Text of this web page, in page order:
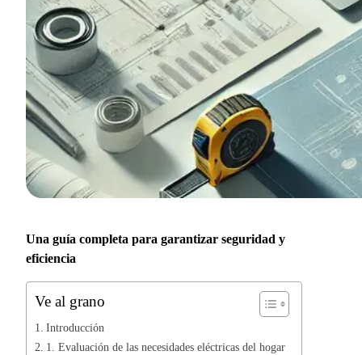
Una guía completa para garantizar seguridad y
eficiencia
Ve al grano
Introducción
1. Evaluación de las necesidades eléctricas del hogar